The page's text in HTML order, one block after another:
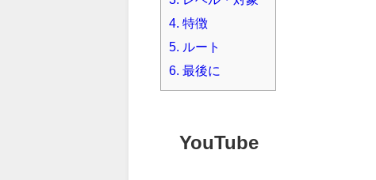
4. 特徴
5. ルート
6. 最後に
YouTube